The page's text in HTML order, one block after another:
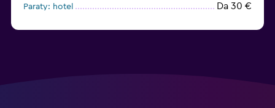
Paraty: hotel Da 30 €